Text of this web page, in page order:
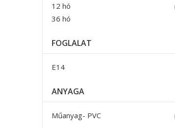
12 hó
36 hó
FOGLALAT
E14
ANYAGA
Műanyag- PVC